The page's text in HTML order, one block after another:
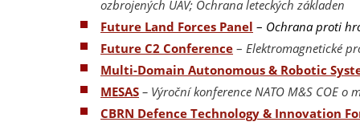
ozbrojených UAV; Ochrana leteckých základen
Future Land Forces Panel – Ochrana proti
Future C2 Conference – Elektromagnetické
Multi-Domain Autonomous & Robotic
MESAS – Výroční konference NATO M&S COE
CBRN Defence Technology & Innovation